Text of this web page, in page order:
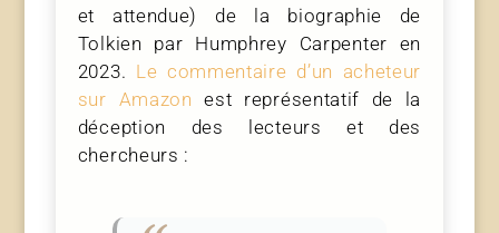
et attendue) de la biographie de
Tolkien par Humphrey Carpenter en
2023. Le commentaire d’un acheteur
sur Amazon est représentatif de la
déception des lecteurs et des
chercheurs :